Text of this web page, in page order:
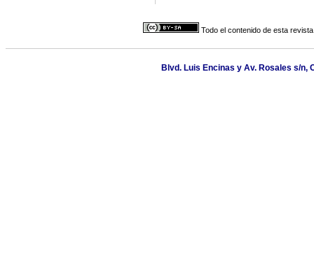
Todo el contenido de esta
Blvd. Luis Encinas y Av. Rosales s/n,